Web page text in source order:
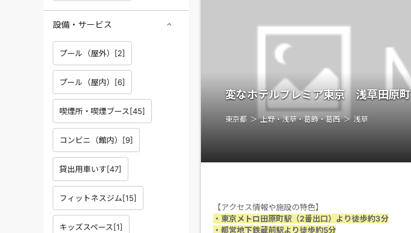
設備・サービス
プール（屋外） [2]
プール（屋内） [6]
喫煙所・喫煙ブース[45]
コンビニ（館内） [9]
貸出用車いす[47]
フィットネスジム[15]
キッズスペース[1]
変なホテルプレミア東京 浅草田原町
東京都 上野・浅草・葛飾・葛西 浅草
【アクセス情報や施設の特色】
・東京メトロ田原町駅（2番出口）より徒歩約3分
・都営地下鉄蔵前駅より徒歩約5分